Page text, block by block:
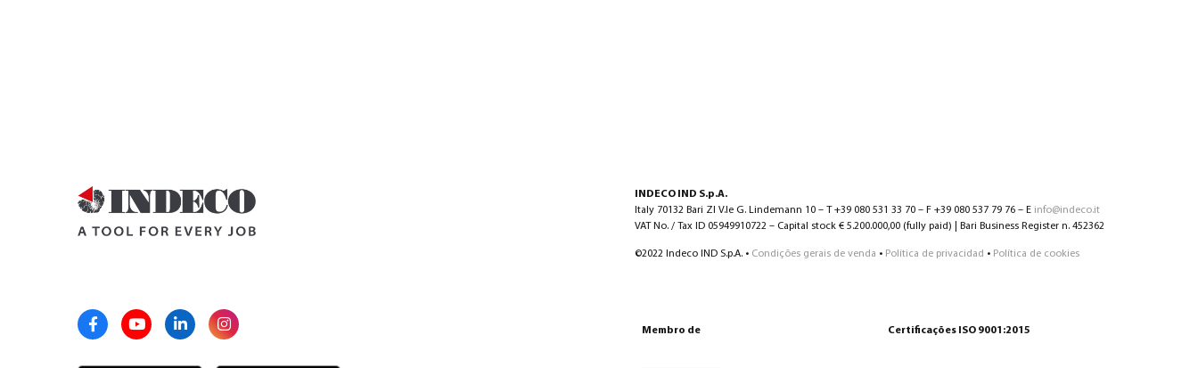
INDECO IND S.p.A.
Italy 70132 Bari ZI V.le G. Lindemann 10 – T +39 080 531 33 70 – F +39 080 537 79 76 – E info@indeco.it
VAT No. / Tax ID 05949910722 – Capital stock € 5.200.000,00 (fully paid) | Bari Business Register n. 452362
©2022 Indeco IND S.p.A. • Condições gerais de venda • Política de privacidad • Política de cookies
Membro de Certificações ISO 9001:2015